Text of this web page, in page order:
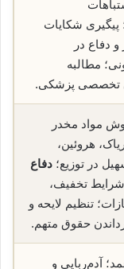
پیگیری شکایات
دفاع در
مطالبه
تخصصی پزشکی.
مواد مخدر
هروئین،
در توزیع؛ دفاع
تخفیف،
تنظیم لایحه و
حقوق متهم.
آدم‌ربایی و